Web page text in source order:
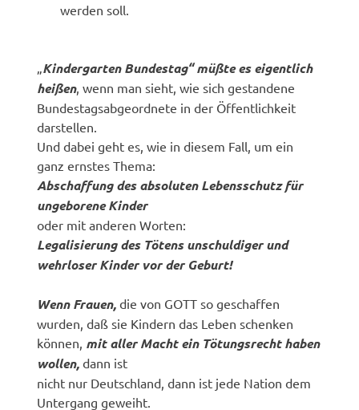
werden soll.
„Kindergarten Bundestag“ müßte es eigentlich
heißen, wenn man sieht, wie sich gestandene
Bundestagsabgeordnete in der Öffentlichkeit
darstellen.
Und dabei geht es, wie in diesem Fall, um ein
ganz ernstes Thema:
Abschaffung des absoluten Lebensschutz für
ungeborene Kinder
oder mit anderen Worten:
Legalisierung des Tötens unschuldiger und
wehrloser Kinder vor der Geburt!
Wenn Frauen,die von GOTT so geschaffen
wurden, daß sie Kindern das Leben schenken
können, mit aller Macht ein Tötungsrecht haben
wollen, dann ist
nicht nur Deutschland, dann ist jede Nation dem
Untergang geweiht.